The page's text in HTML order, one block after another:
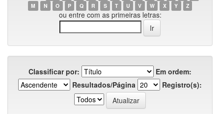
M
N O P Q R S T U V W X Y Z
ou entre com as primeiras letras:
Classificar por:
Em ordem:
Resultados/Página
Registro(s):